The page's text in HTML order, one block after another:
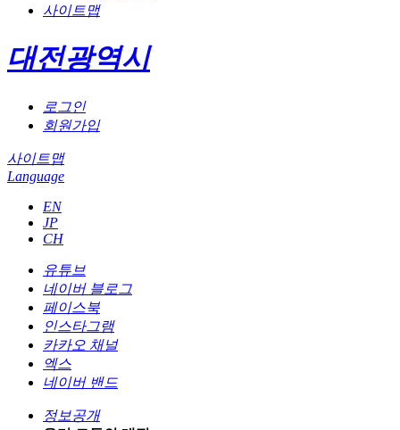
사이트맵
대전광역시
로그인
회원가입
사이트맵
Language
EN
JP
CH
유튜브
네이버 블로그
페이스북
인스타그램
카카오 채널
엑스
네이버 밴드
정보공개